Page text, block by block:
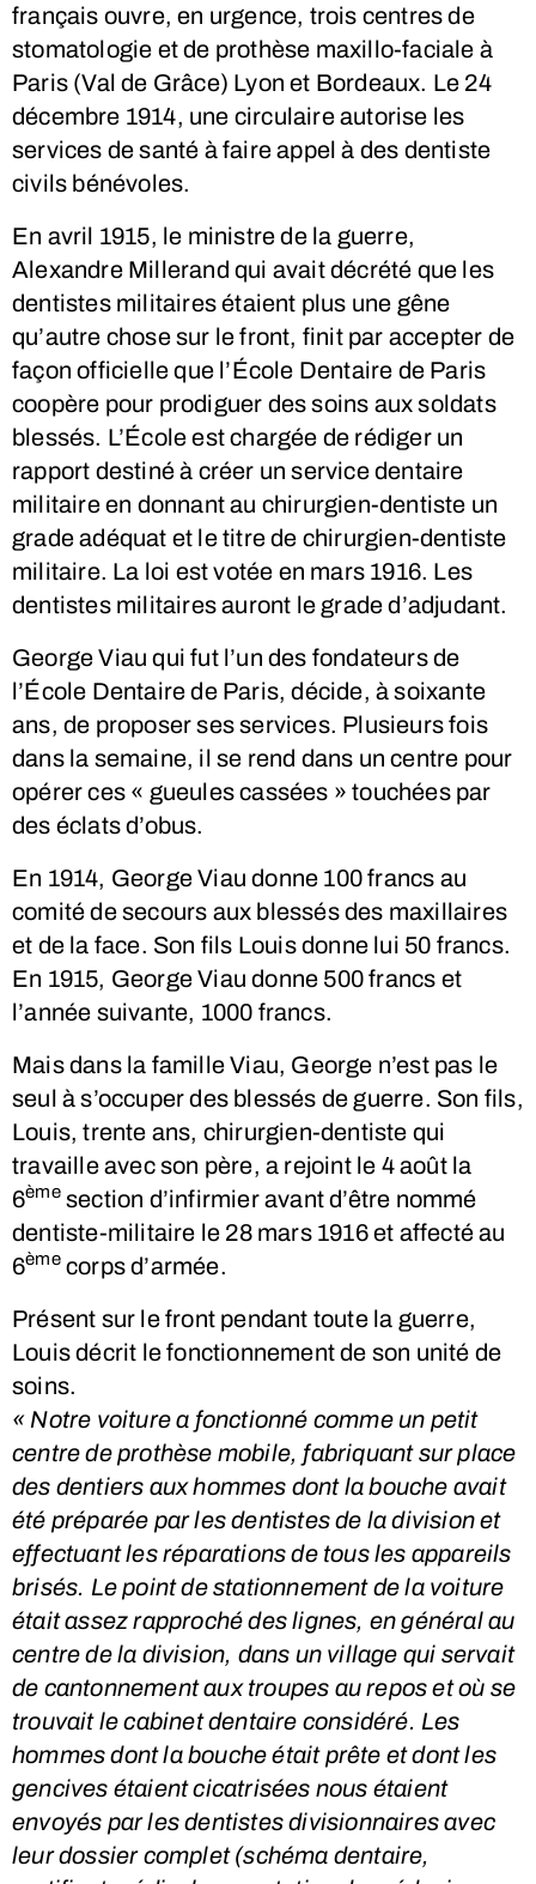
français ouvre, en urgence, trois centres de
stomatologie et de prothèse maxillo-faciale à
Paris (Val de Grâce) Lyon et Bordeaux. Le 24
décembre 1914, une circulaire autorise les
services de santé à faire appel à des dentiste
civils bénévoles.
En avril 1915, le ministre de la guerre,
Alexandre Millerand qui avait décrété que les
dentistes militaires étaient plus une gêne
qu’autre chose sur le front, finit par accepter de
façon officielle que l’École Dentaire de Paris
coopère pour prodiguer des soins aux soldats
blessés. L’École est chargée de rédiger un
rapport destiné à créer un service dentaire
militaire en donnant au chirurgien-dentiste un
grade adéquat et le titre de chirurgien-dentiste
militaire. La loi est votée en mars 1916. Les
dentistes militaires auront le grade d’adjudant.
George Viau qui fut l’un des fondateurs de
l’École Dentaire de Paris, décide, à soixante
ans, de proposer ses services. Plusieurs fois
dans la semaine, il se rend dans un centre pour
opérer ces « gueules cassées » touchées par
des éclats d’obus.
En 1914, George Viau donne 100 francs au
comité de secours aux blessés des maxillaires
et de la face. Son fils Louis donne lui 50 francs.
En 1915, George Viau donne 500 francs et
l’année suivante, 1000 francs.
Mais dans la famille Viau, George n’est pas le
seul à s’occuper des blessés de guerre. Son fils,
Louis, trente ans, chirurgien-dentiste qui
travaille avec son père, a rejoint le 4 août la
6èmesection d’infirmier avant d’être nommé
dentiste-militaire le 28 mars 1916 et affecté au
6èmecorps d’armée.
Présent sur le front pendant toute la guerre,
Louis décrit le fonctionnement de son unité de
soins.
« Notre voiture a fonctionné comme un petit
centre de prothèse mobile, fabriquant sur place
des dentiers aux hommes dont la bouche avait
été préparée par les dentistes de la division et
effectuant les réparations de tous les appareils
brisés. Le point de stationnement de la voiture
était assez rapproché des lignes, en général au
centre de la division, dans un village qui servait
de cantonnement aux troupes au repos et où se
trouvait le cabinet dentaire considéré. Les
hommes dont la bouche était prête et dont les
gencives étaient cicatrisées nous étaient
envoyés par les dentistes divisionnaires avec
leur dossier complet (schéma dentaire,